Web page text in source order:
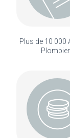
Plus de 10 000